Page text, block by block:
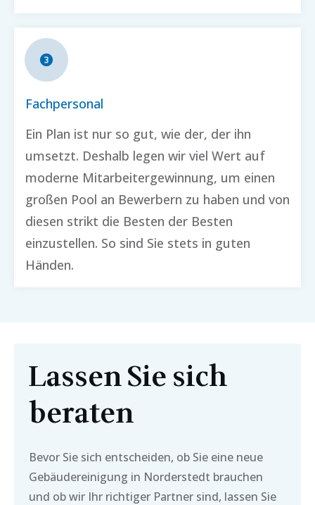
Fachpersonal
Ein Plan ist nur so gut, wie der, der ihn
umsetzt. Deshalb legen wir viel Wert auf
moderne Mitarbeitergewinnung, um einen
großen Pool an Bewerbern zu haben und von
diesen strikt die Besten der Besten
einzustellen. So sind Sie stets in guten
Händen.
Lassen Sie sich
beraten
Bevor Sie sich entscheiden, ob Sie eine neue
Gebäudereinigung in Norderstedt brauchen
und ob wir Ihr richtiger Partner sind, lassen Sie